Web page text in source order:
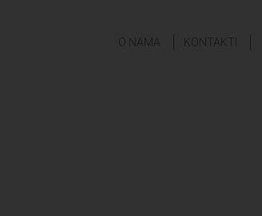
O NAMA KONTAKTI